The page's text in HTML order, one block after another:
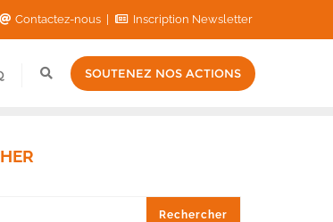
Contactez-nous Inscription Newsletter
SOUTENEZ NOS ACTIONS
Rechercher